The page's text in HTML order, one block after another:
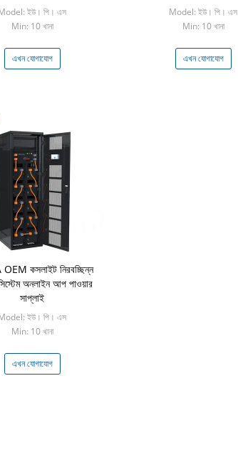
ইউ। পি। এস
Min: 10 খানা
এখন যোগাযোগ
Model: ইউ। পি। এস
Min: 10 খানা
এখন যোগাযোগ
কসলাইট নিরবচ্ছিন্ন
অনলাইন আপ পাওয়ার
সাপ্লাই
ইউ। পি। এস
Min: 10 খানা
এখন যোগাযোগ